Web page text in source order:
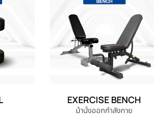
EXERCISE BENCH
ม้านั่งออกกำลังกาย